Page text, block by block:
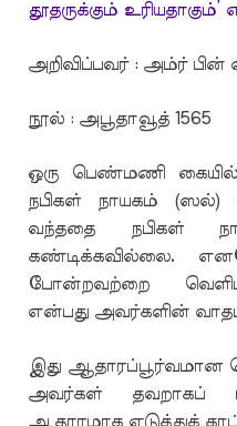
தூதருக்கும்
அறிவிப்பவர் : அம்ர் பின்
நூல் : அபூதாவூத் 1565
ஒரு பெண்மணி கையில்
நபிகள் நாயகம் (ஸல்)
வந்ததை நபிகள்
கண்டிக்கவில்லை.
போன்றவற்றை
என்பது அவர்களின்
இது ஆதாரப்பூர்வமான
அவர்கள் தவறாகப்
ஆதாரமாக எடுத்துக்